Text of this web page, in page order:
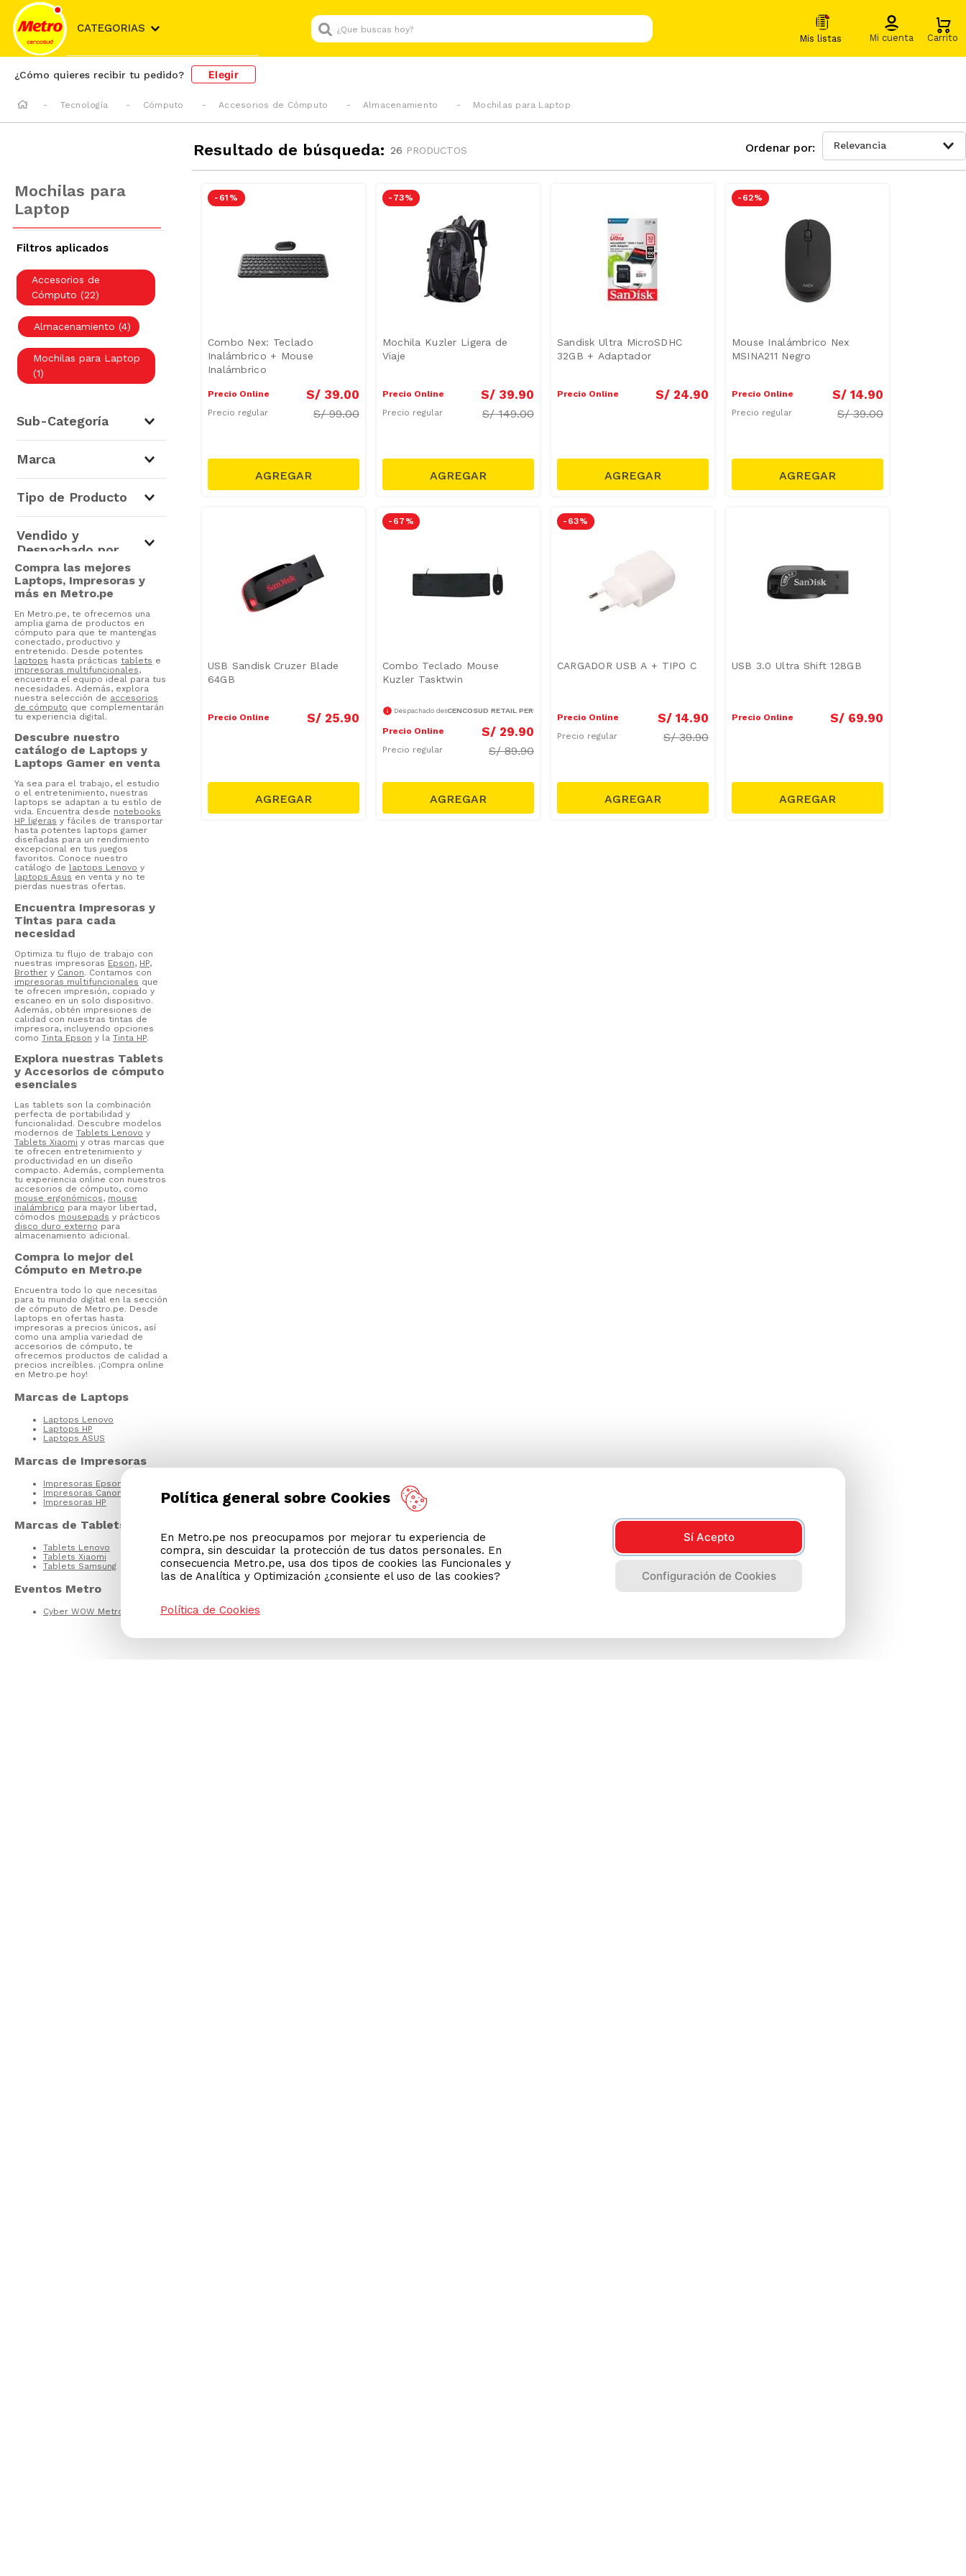
CATEGORIAS
¿Que buscas hoy?
¿Cómo quieres recibir tu pedido? Elegir
Tecnología Cómputo Accesorios de Cómputo Almacenamiento Mochilas para Laptop
Resultado de búsqueda: 26 PRODUCTOS Relevancia
Mochilas para
Laptop
Accesorios de
Cómputo (22)
Almacenamiento (4)
Mochilas para Laptop
(1)
Sub-Categoría
(22)
Almacenamiento
Mochilas para Laptop
(1)
Laptops (17)
Tablets (8)
Marca
Sandisk (4)
Microsoft (1)
HP (1)
Bitdefender (1)
Tipo de Producto
Trípodes
Softwares y Licencias (
Mouse (2)
Cargadores USB (2)
Accesorios de
Computadores (2)
Utensilios de Cocina (1
Teclados (1)
Teclados Gamer (1)
Mouse Pad ( 1)
Mostrar 3 más
Vendido y
Despachado por
Compra las mejores
Laptops, Impresoras y
más en Metro.pe
En Metro.pe, te ofrecemos una
amplia gama de productos en
cómputo para que te mantengas
conectado, productivo y
entretenido. Desde potentes
laptops hasta prácticas tablets e
impresoras multifuncionales,
encuentra el equipo ideal para tus
necesidades. Además, explora
nuestra selección de accesorios
de cómputo que complementarán
tu experiencia digital.
Descubre nuestro
catálogo de Laptops y
Laptops Gamer en venta
Ya sea para el trabajo, el estudio
o el entretenimiento, nuestras
laptops se adaptan a tu estilo de
vida. Encuentra desde notebooks
HP ligeras y fáciles de transportar
hasta potentes laptops gamer
diseñadas para un rendimiento
excepcional en tus juegos
favoritos. Conoce nuestro
catálogo de laptops Lenovo y
laptops Asus en venta y no te
pierdas nuestras ofertas.
Encuentra Impresoras y
Tintas para cada
necesidad
Optimiza tu flujo de trabajo con
nuestras impresoras Epson, HP,
Brother y Canon. Contamos con
impresoras multifuncionales que
te ofrecen impresión, copiado y
escaneo en un solo dispositivo.
Además, obtén impresiones de
calidad con nuestras tintas de
impresora, incluyendo opciones
como Tinta Epson y la Tinta HP.
Explora nuestras Tablets
y Accesorios de cómputo
esenciales
Las tablets son la combinación
perfecta de portabilidad y
funcionalidad. Descubre modelos
modernos de Tablets Lenovo y
Tablets Xiaomi y otras marcas que
te ofrecen entretenimiento y
productividad en un diseño
compacto. Además, complementa
tu experiencia online con nuestros
accesorios de cómputo, como
mouse ergonómicos, mouse
inalámbrico para mayor libertad,
cómodos mousepads y prácticos
disco duro externo para
almacenamiento adicional.
Compra lo mejor del
Cómputo en Metro.pe
Encuentra todo lo que necesitas
para tu mundo digital en la sección
de cómputo de Metro.pe. Desde
laptops en ofertas hasta
impresoras a precios únicos, así
como una amplia variedad de
accesorios de cómputo, te
ofrecemos productos de calidad a
precios increíbles. ¡Compra online
en Metro.pe hoy!
Marcas de Laptops
Laptops Lenovo
Laptops HP
Laptops ASUS
Marcas de Impresoras
Impresoras Epson
Impresoras Canon
Impresoras HP
Marcas de Tablets
Tablets Lenovo
Tablets Xiaomi
Tablets Samsung
Eventos Metro
Cyber WOW Metro
- 61 %
Combo Nex: Teclado
Inalámbrico + Mouse
Inalámbrico
Precio Online S/ 39.00
Precio regular S/99.00
- 73 %
Mochila Kuzler Ligera de
Viaje
Precio Online S/ 39.90
Precio regular S/149.00
Sandisk Ultra MicroSDHC
32GB + Adaptador
Precio Online S/ 24.90
- 62 %
Mouse Inalámbrico Nex
MSINA211 Negro
Precio Online S/ 14.90
Precio regular S/39.00
USB Sandisk Cruzer Blade
64GB
Precio Online S/ 25.90
- 67 %
Combo Teclado Mouse
Kuzler Tasktwin
Despachado desdeCENCOSUD RETAIL PERÚ S.A.
Precio Online S/ 29.90
Precio regular S/89.90
- 63 %
CARGADOR USB A + TIPO C
Precio Online S/ 14.90
Precio regular S/39.90
USB 3.0 Ultra Shift 128GB
Precio Online S/ 69.90
Política general sobre Cookies
En Metro.pe nos preocupamos por mejorar tu experiencia de
compra, sin descuidar la protección de tus datos personales. En
consecuencia Metro.pe, usa dos tipos de cookies las Funcionales y
las de Analítica y Optimización ¿consiente el uso de las cookies?
Sí Acepto
Configuración de Cookies
Política de Cookies